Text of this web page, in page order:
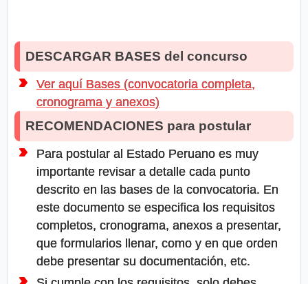
DESCARGAR BASES del concurso
Ver aquí Bases (convocatoria completa,
cronograma y anexos)
RECOMENDACIONES para postular
Para postular al Estado Peruano es muy
importante revisar a detalle cada punto
descrito en las bases de la convocatoria. En
este documento se especifica los requisitos
completos, cronograma, anexos a presentar,
que formularios llenar, como y en que orden
debe presentar su documentación, etc.